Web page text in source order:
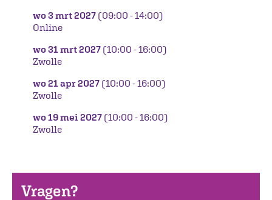
wo 3 mrt 2027 (09:00 - 14:00)
Online
wo 31 mrt 2027 (10:00 - 16:00)
Zwolle
wo 21 apr 2027 (10:00 - 16:00)
Zwolle
wo 19 mei 2027 (10:00 - 16:00)
Zwolle
Vragen?